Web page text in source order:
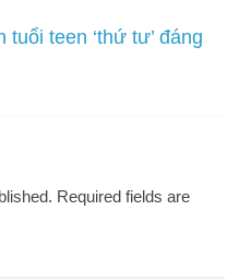
teen ‘thứ tư’ đáng
Required fields are